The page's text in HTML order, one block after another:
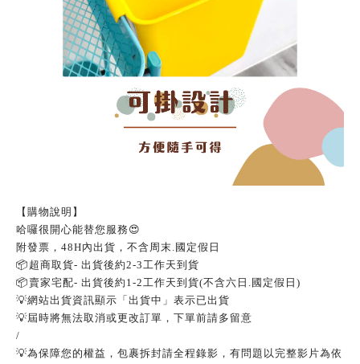
【購物說明】
哈囉很開心能替您服務😍
附發票， 48H內出貨，不含周末. 國定假日
📦 超商取貨- 出貨後約2-3工作天到貨
📦賣家宅配- 出貨後約 1-2工作天到貨(不含六日 . 國定假日 )
💡網站出貨資訊顯示「出貨中」表示已出貨
💡屆時將無法取消或更改訂單，下單前請多留意
/
💡為保障您的權益，包裹拆封請全程錄影，有問題以完整影片為依